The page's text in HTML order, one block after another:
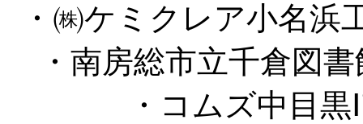
・㈱ケミクレア小名浜
・南房総市立千倉図
・コムズ中目